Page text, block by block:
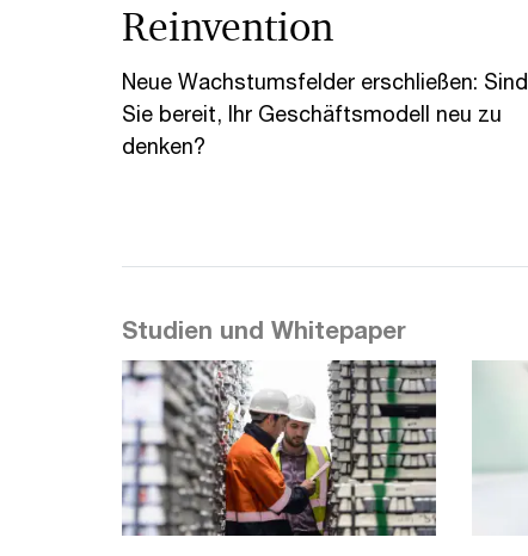
Reinvention
Neue Wachstumsfelder erschließen: Sind
Sie bereit, Ihr Geschäftsmodell neu zu
denken?
Studien und Whitepaper